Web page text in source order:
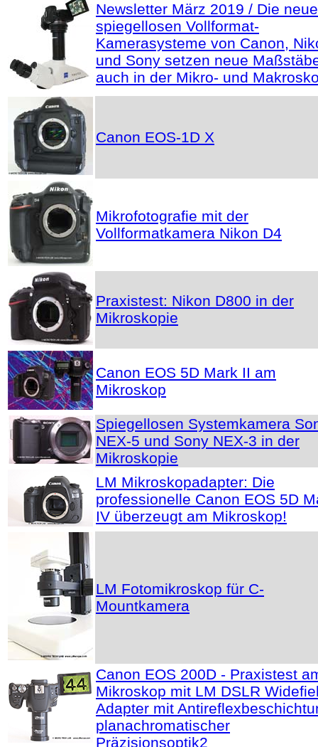
Newsletter März 2019 / Die
spiegellosen Vollformat-
Kamerasysteme von Canon,
und Sony setzen neue
auch in der Mikro- und
Canon EOS-1D X
Mikrofotografie mit der
Vollformatkamera Nikon D4
Praxistest: Nikon D800 in der
Mikroskopie
Canon EOS 5D Mark II am
Mikroskop
Spiegellosen Systemkamera
NEX-5 und Sony NEX-3 in der
Mikroskopie
LM Mikroskopadapter: Die
professionelle Canon EOS 5D
IV überzeugt am Mikroskop!
LM Fotomikroskop für C-
Mountkamera
Canon EOS 200D - Praxistest
Mikroskop mit LM DSLR
Adapter mit
planachromatischer
Präzisionsoptik2